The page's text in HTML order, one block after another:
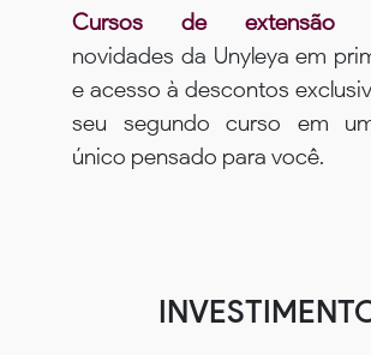
Cursos de extensão
novidades da Unyleya em
e acesso à descontos
seu segundo curso em
único pensado para você.